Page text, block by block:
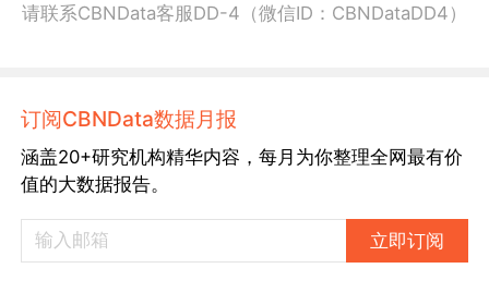
请联系CBNData客服DD-4（微信ID：CBNDataDD4）
订阅CBNData数据月报
涵盖20+研究机构精华内容，每月为你整理全网最有价
值的大数据报告。
立即订阅